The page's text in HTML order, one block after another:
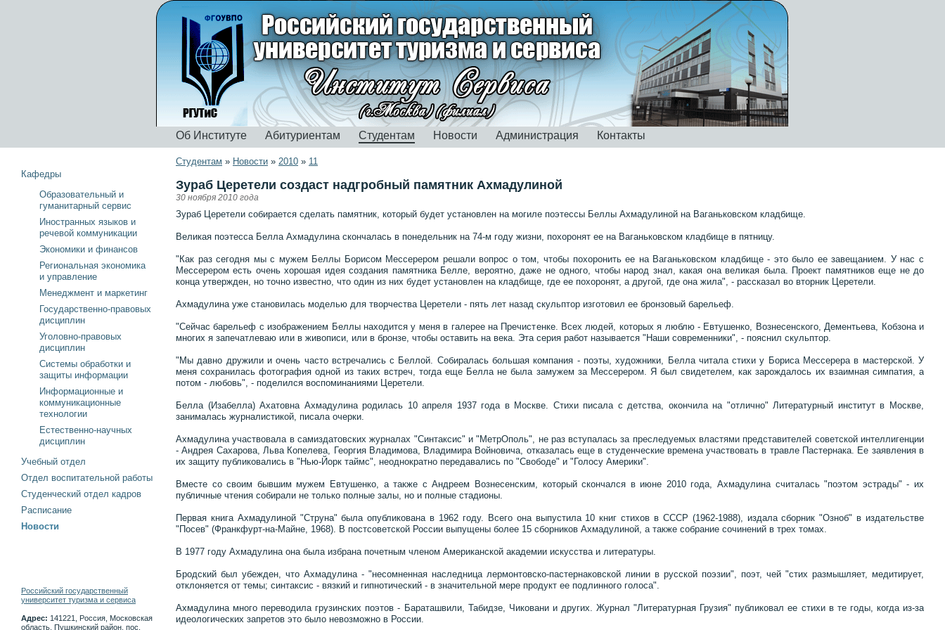
Об Институте Абитуриентам Студентам Новости Администрация Контакты
Студентам » Новости » 2010 » 11
Зураб Церетели создаст надгробный памятник Ахмадулиной
30 ноября 2010 года
Зураб Церетели собирается сделать памятник, который будет установлен на могиле поэтессы Беллы Ахмадулиной на Ваганьковском кладбище.
Великая поэтесса Белла Ахмадулина скончалась в понедельник на 74-м году жизни, похоронят ее на Ваганьковском кладбище в пятницу.
"Как раз сегодня мы с мужем Беллы Борисом Мессерером решали вопрос о том, чтобы похоронить ее на Ваганьковском кладбище - это было ее завещанием. У нас с
Мессерером есть очень хорошая идея создания памятника Белле, вероятно, даже не одного, чтобы народ знал, какая она великая была. Проект памятников еще не до
конца утвержден, но точно известно, что один из них будет установлен на кладбище, где ее похоронят, а другой, где она жила", - рассказал во вторник Церетели.
Ахмадулина уже становилась моделью для творчества Церетели - пять лет назад скульптор изготовил ее бронзовый барельеф.
"Сейчас барельеф с изображением Беллы находится у меня в галерее на Пречистенке. Всех людей, которых я люблю - Евтушенко, Вознесенского, Дементьева, Кобзона и
многих я запечатлеваю или в живописи, или в бронзе, чтобы оставить на века. Эта серия работ называется "Наши современники", - пояснил скульптор.
"Мы давно дружили и очень часто встречались с Беллой. Собиралась большая компания - поэты, художники, Белла читала стихи у Бориса Мессерера в мастерской. У
меня сохранилась фотография одной из таких встреч, тогда еще Белла не была замужем за Мессерером. Я был свидетелем, как зарождалось их взаимная симпатия, а
потом - любовь", - поделился воспоминаниями Церетели.
Белла (Изабелла) Ахатовна Ахмадулина родилась 10 апреля 1937 года в Москве. Стихи писала с детства, окончила на "отлично" Литературный институт в Москве,
занималась журналистикой, писала очерки.
Ахмадулина участвовала в самиздатовских журналах "Синтаксис" и "МетрОполь", не раз вступалась за преследуемых властями представителей советской интеллигенции
- Андрея Сахарова, Льва Копелева, Георгия Владимова, Владимира Войновича, отказалась еще в студенческие времена участвовать в травле Пастернака. Ее заявления в
их защиту публиковались в "Нью-Йорк таймс", неоднократно передавались по "Свободе" и "Голосу Америки".
Вместе со своим бывшим мужем Евтушенко, а также с Андреем Вознесенским, который скончался в июне 2010 года, Ахмадулина считалась "поэтом эстрады" - их
публичные чтения собирали не только полные залы, но и полные стадионы.
Первая книга Ахмадулиной "Струна" была опубликована в 1962 году. Всего она выпустила 10 книг стихов в СССР (1962-1988), издала сборник "Озноб" в издательстве
"Посев" (Франкфурт-на-Майне, 1968). В постсоветской России выпущены более 15 сборников Ахмадулиной, а также собрание сочинений в трех томах.
В 1977 году Ахмадулина она была избрана почетным членом Американской академии искусства и литературы.
Бродский был убежден, что Ахмадулина - "несомненная наследница лермонтовско-пастернаковской линии в русской поэзии", поэт, чей "стих размышляет, медитирует,
отклоняется от темы; синтаксис - вязкий и гипнотический - в значительной мере продукт ее подлинного голоса".
Ахмадулина много переводила грузинских поэтов - Бараташвили, Табидзе, Чиковани и других. Журнал "Литературная Грузия" публиковал ее стихи в те годы, когда из-за
идеологических запретов это было невозможно в России.
Кафедры
Образовательный и
гуманитарный сервис
Иностранных языков и
речевой коммуникации
Экономики и финансов
Региональная экономика
и управление
Менеджмент и маркетинг
Государственно-правовых
дисциплин
Уголовно-правовых
дисциплин
Системы обработки и
защиты информации
Информационные и
коммуникационные
технологии
Естественно-научных
дисциплин
Учебный отдел
Отдел воспитательной работы
Студенческий отдел кадров
Расписание
Новости
Российский государственный
университет туризма и сервиса
Адрес: 141221, Россия, Московская
область, Пушкинский район, пос.